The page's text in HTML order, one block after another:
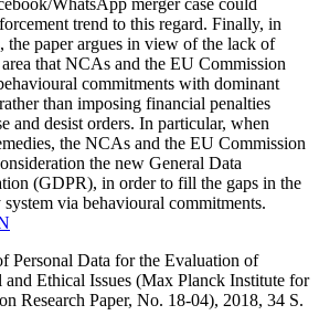
trend to this regard. Finally, in
the paper argues in view of the lack of
that NCAs and the EU Commission
commitments with dominant
than imposing financial penalties
and desist orders. In particular, when
the NCAs and the EU Commission
the new General Data
(GDPR), in order to fill the gaps in the
via behavioural commitments.
Personal Data for the Evaluation of
Ethical Issues (Max Planck Institute for
Research Paper, No. 18-04), 2018, 34 S.